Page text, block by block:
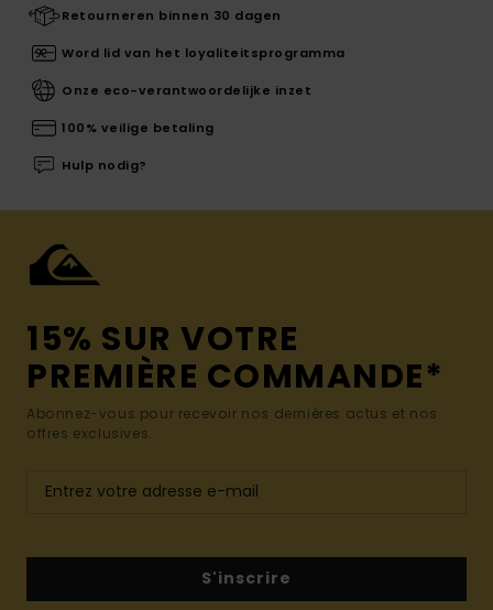
Retourneren binnen 30 dagen
Word lid van het loyaliteitsprogramma
Onze eco-verantwoordelijke inzet
100% veilige betaling
Hulp nodig?
15% SUR VOTRE
PREMIÈRE COMMANDE*
Abonnez-vous pour recevoir nos dernières actus et nos
offres exclusives.
S'inscrire